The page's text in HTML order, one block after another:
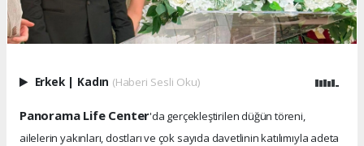
Erkek | Kadın (Haberi Sesli Oku)
Panorama Life Center'da gerçekleştirilen düğün töreni,
ailelerin yakınları, dostları ve çok sayıda davetlinin katılımıyla adeta